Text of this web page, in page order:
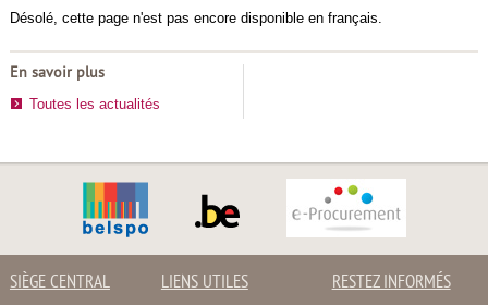
Désolé, cette page n'est pas encore disponible en français.
En savoir plus
Toutes les actualités
SIÈGE CENTRAL LIENS UTILES RESTEZ INFORMÉS